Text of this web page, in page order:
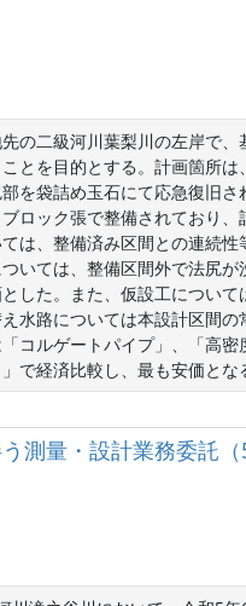
の二級河川葉梨川の左岸で
とを目的とする。計画箇所
を袋詰め玉石にて応急復旧
ロック張で整備されており
は、整備済み区間との連続
いては、整備区間外で法尻
した。また、仮設工につい
水路については本設計区間
コルゲートパイプ」、「高
で経済比較し、最も安価とな
測量・設計業務委託（